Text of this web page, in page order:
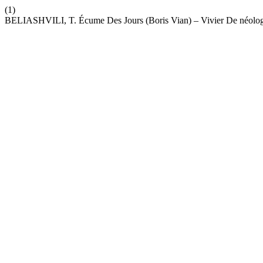
(1)
BELIASHVILI, T. Écume Des Jours (Boris Vian) – Vivier De